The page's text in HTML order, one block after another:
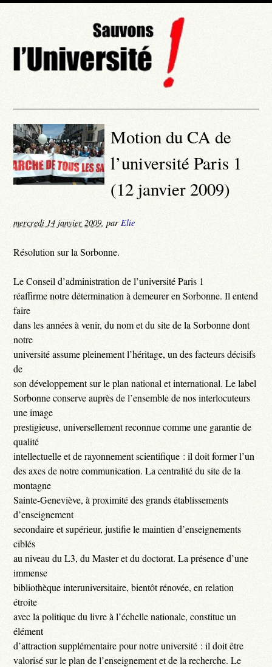
Motion du CA de
l’université Paris 1
(12 janvier 2009)
mercredi 14 janvier 2009,parElie
Résolution sur la Sorbonne.
Le Conseil d’administration de l’université Paris 1
réaffirme notre détermination à demeurer en Sorbonne. Il entend
faire
dans les années à venir, du nom et du site de la Sorbonne dont
notre
université assume pleinement l’héritage, un des facteurs décisifs
de
son développement sur le plan national et international. Le label
Sorbonne conserve auprès de l’ensemble de nos interlocuteurs
une image
prestigieuse, universellement reconnue comme une garantie de
qualité
intellectuelle et de rayonnement scientifique : il doit former l’un
des axes de notre communication. La centralité du site de la
montagne
Sainte-Geneviève, à proximité des grands établissements
d’enseignement
secondaire et supérieur, justifie le maintien d’enseignements
ciblés
au niveau du L3, du Master et du doctorat. La présence d’une
immense
bibliothèque interuniversitaire, bientôt rénovée, en relation
étroite
avec la politique du livre à l’échelle nationale, constitue un
élément
d’attraction supplémentaire pour notre université : il doit être
valorisé sur le plan de l’enseignement et de la recherche. Le